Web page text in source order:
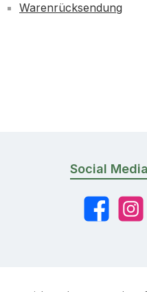
Warenrücksendung
Social
Facebook